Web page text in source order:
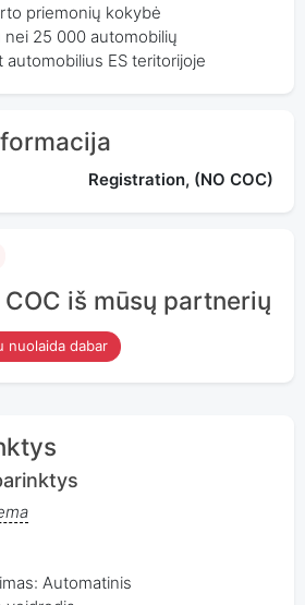
priemonių kokybė
nei 25 000 automobilių
automobilius ES teritorijoje
Registration, (NO COC)
iš mūsų partnerių
nuolaida dabar
Automatinis